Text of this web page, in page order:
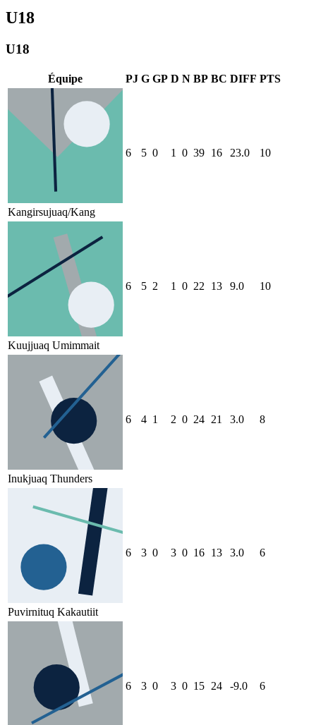
U18
U18
Équipe PJ G GP D N BP BC DIFF PTS
Kangirsujuaq/Kang
6 5 0 1 0 39 16 23.0 10
Kuujjuaq Umimmait
6 5 2 1 0 22 13 9.0 10
Inukjuaq Thunders
6 4 1 2 0 24 21 3.0 8
Puvirnituq Kakautiit
6 3 0 3 0 16 13 3.0 6
6 3 0 3 0 15 24 -9.0 6